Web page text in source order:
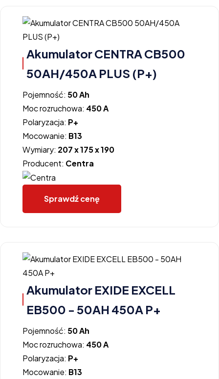
Akumulator CENTRA CB500
50AH/450A PLUS (P+)
Pojemność: 50 Ah
Moc rozruchowa: 450 A
Polaryzacja: P+
Mocowanie: B13
Wymiary: 207 x 175 x 190
Producent: Centra
Sprawdź cenę
Akumulator EXIDE EXCELL
EB500 - 50AH 450A P+
Pojemność: 50 Ah
Moc rozruchowa: 450 A
Polaryzacja: P+
Mocowanie: B13